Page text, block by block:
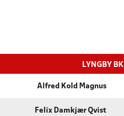
LYNGBY BK
Alfred Kold Magnus
Felix Damkjær Qvist